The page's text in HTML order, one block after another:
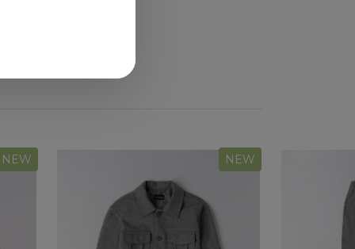
NEW NEW